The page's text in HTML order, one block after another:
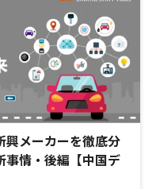
興メーカーを徹底分
事情・後編【中国デ